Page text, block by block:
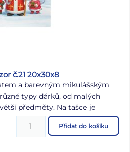
č.21 20x30x8
a barevným mikulášským
typy dárků, od malých
předměty. Na tašce je
čerta. Taška je vybavena
v horní části tašky, který slouží
Přidat do košíku